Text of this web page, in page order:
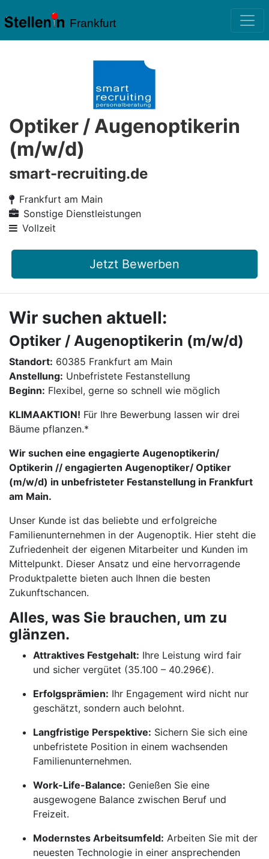
Frankfurt
Optiker / Augenoptikerin
(m/w/d)
smart-recruiting.de
Frankfurt am Main
Sonstige Dienstleistungen
Vollzeit
Jetzt Bewerben
Wir suchen aktuell:
Optiker / Augenoptikerin (m/w/d)
Standort: 60385 Frankfurt am Main
Anstellung: Unbefristete Festanstellung
Beginn: Flexibel, gerne so schnell wie möglich
KLIMAAKTION! Für Ihre Bewerbung lassen wir drei
Bäume pflanzen.*
Wir suchen eine engagierte Augenoptikerin/
Optikerin // engagierten Augenoptiker/ Optiker
(m/w/d) in unbefristeter Festanstellung in Frankfurt
am Main.
Unser Kunde ist das beliebte und erfolgreiche
Familienunternehmen in der Augenoptik. Hier steht die
Zufriedenheit der eigenen Mitarbeiter und Kunden im
Mittelpunkt. Dieser Ansatz und eine hervorragende
Produktpalette bieten auch Ihnen die besten
Zukunftschancen.
Alles, was Sie brauchen, um zu
glänzen.
Attraktives Festgehalt: Ihre Leistung wird fair
und sicher vergütet (35.100 – 40.296€).
Erfolgsprämien: Ihr Engagement wird nicht nur
geschätzt, sondern auch belohnt.
Langfristige Perspektive: Sichern Sie sich eine
unbefristete Position in einem wachsenden
Familienunternehmen.
Work-Life-Balance: Genießen Sie eine
ausgewogene Balance zwischen Beruf und
Freizeit.
Modernstes Arbeitsumfeld: Arbeiten Sie mit der
neuesten Technologie in einer ansprechenden